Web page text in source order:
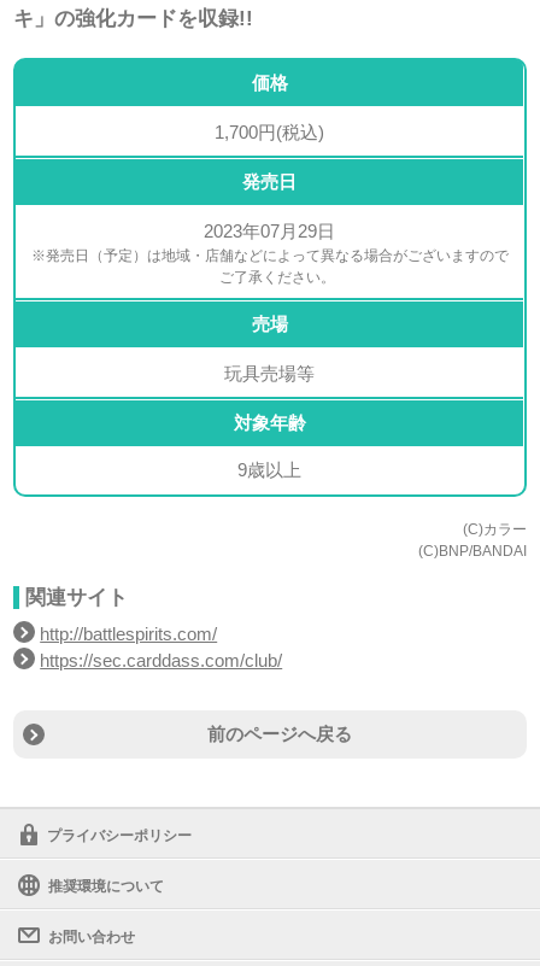
キ」の強化カードを収録!!
価格
1,700円(税込)
発売日
2023年07月29日
※発売日（予定）は地域・店舗などによって異なる場合がございますので
ご了承ください。
売場
玩具売場等
対象年齢
9歳以上
(C)カラー
(C)BNP/BANDAI
関連サイト
http://battlespirits.com/
https://sec.carddass.com/club/
前のページへ戻る
プライバシーポリシー
推奨環境について
お問い合わせ